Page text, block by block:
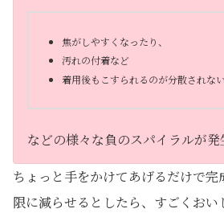
焦がしやすくなったり、
汚れの付着など
着用後もこすられるのが分散されな
などの様々な負のスパイラルが発
ちょっと手をかけてあげるだけで
限に減らせるとしたら、すごくおい